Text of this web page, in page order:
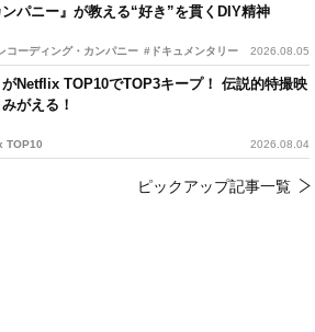
パニー』が教える“好き”を貫くDIY精神
コーディング・カンパニー #ドキュメンタリー 2026.08.05
がNetflix TOP10でTOP3キープ！ 伝説的特撮映
がえる！
TOP10 2026.08.04
ピックアップ記事一覧